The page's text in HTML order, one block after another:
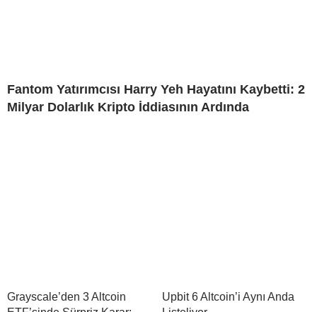
Fantom Yatırımcısı Harry Yeh Hayatını Kaybetti: 2
Milyar Dolarlık Kripto İddiasının Ardında
Grayscale’den 3 Altcoin
Upbit 6 Altcoin’i Aynı Anda